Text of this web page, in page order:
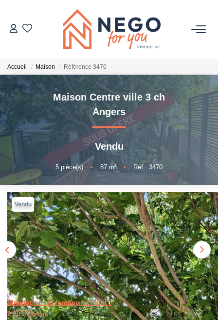
ACHETER
ESTIMER
OFF MARKET
IMMOBILIER PRO
À PROPOS
Accueil Maison Référence 3470
Maison Centre ville 3 ch
Angers
Vendu
5 pièce(s) • 87 m² • Réf : 3470
Vendu
Simulation de remboursement :
2 003 €/mois